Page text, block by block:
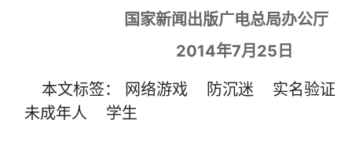
国家新闻出版广电总局办公厅
2014年7月25日
本文标签： 网络游戏 防沉迷
实名验证
未成年人
学生